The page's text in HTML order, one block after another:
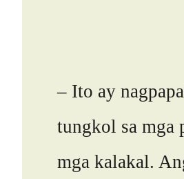
– Ito ay
tungkol sa mga
mga kalakal.